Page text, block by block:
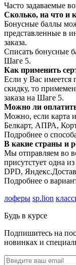
Часто задаваемые
Сколько, на что и
Бонусные баллы
представленные в
заказа.
Списать бонусные
Шаге 5.
Как применить
Если у Вас имеется
скидку, то
заказа на Шаге 5.
Можно ли
Можно, если карта
Белкарт, АПРА,
Подробнее о
В какие страны и
Мы отправляем во
присутстует одна
DPD,
Подробнее о
лоферы sp.lion
Будь в курсе
Подпишитесь на
новинках и